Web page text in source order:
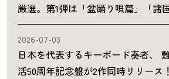
厳選。第1弾は「盆踊り唄篇」「諸
2026-07-03
日本を代表するキーボード奏者、
活50周年記念盤が2作同時リリース